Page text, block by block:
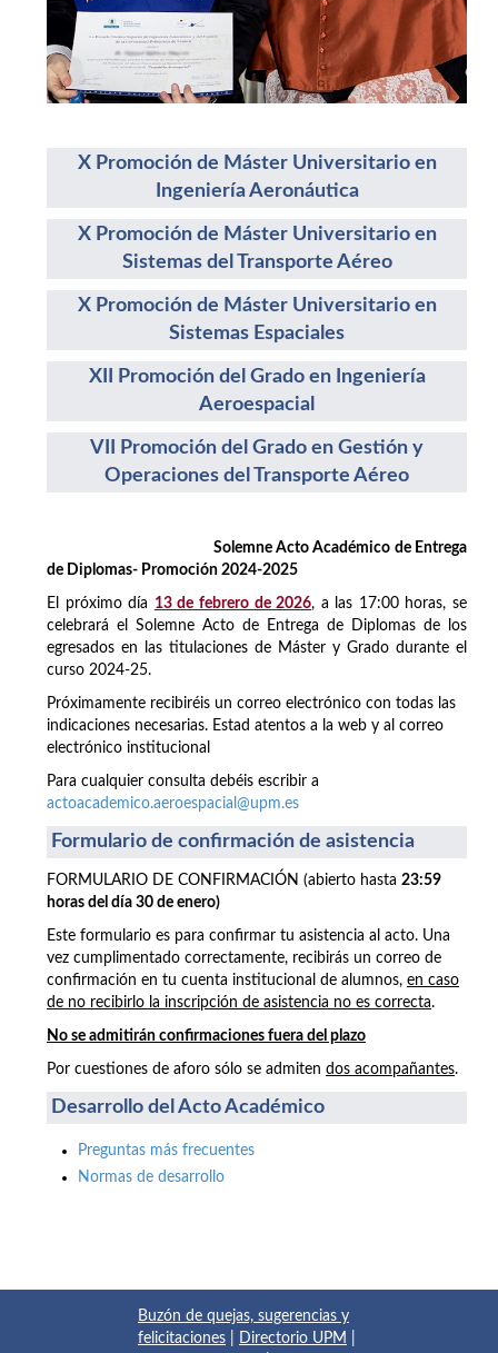
X Promoción de Máster Universitario en
Ingeniería Aeronáutica
X Promoción de Máster Universitario en
Sistemas del Transporte Aéreo
X Promoción de Máster Universitario en
Sistemas Espaciales
XII Promoción del Grado en Ingeniería
Aeroespacial
VII Promoción del Grado en Gestión y
Operaciones del Transporte Aéreo
Solemne Acto Académico de Entrega
de Diplomas- Promoción 2024-2025
El próximo día 13 de febrero de 2026, a las 17:00 horas, se
celebrará el Solemne Acto de Entrega de Diplomas de los
egresados en las titulaciones de Máster y Grado durante el
curso 2024-25.
Próximamente recibiréis un correo electrónico con todas las
indicaciones necesarias. Estad atentos a la web y al correo
electrónico institucional
Para cualquier consulta debéis escribir a
actoacademico.aeroespacial@upm.es
Formulario de confirmación de asistencia
FORMULARIO DE CONFIRMACIÓN (abierto hasta 23:59
horas del día 30 de enero)
Este formulario es para confirmar tu asistencia al acto. Una
vez cumplimentado correctamente, recibirás un correo de
confirmación en tu cuenta institucional de alumnos, en caso
de no recibirlo la inscripción de asistencia no es correcta.
No se admitirán confirmaciones fuera del plazo
Por cuestiones de aforo sólo se admiten dos acompañantes.
Desarrollo del Acto Académico
Preguntas más frecuentes
Normas de desarrollo
Buzón de quejas, sugerencias y
felicitaciones
Directorio UPM